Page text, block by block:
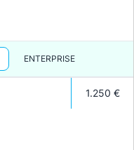
ENTERPRISE
1.250 €